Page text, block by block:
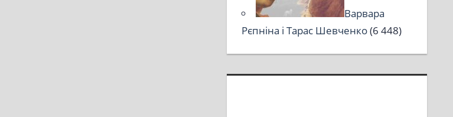
Варвара
Рєпніна і Тарас Шевченко(6 448)